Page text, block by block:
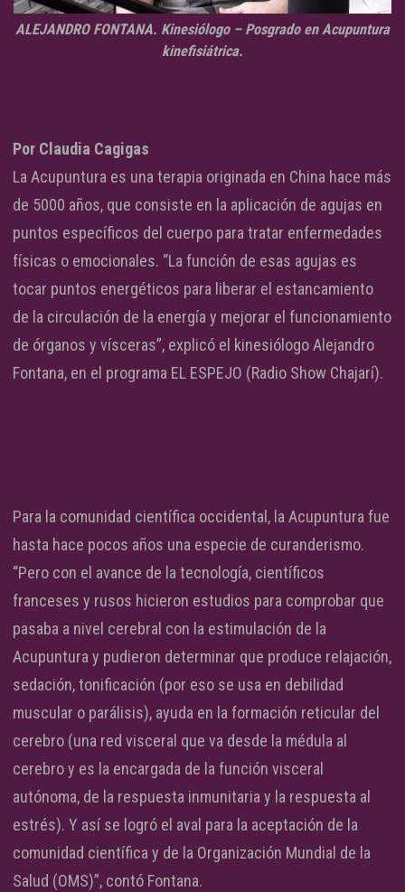
ALEJANDRO FONTANA. Kinesiólogo – Posgrado en Acupuntura
kinefisiátrica.
Por Claudia Cagigas
La Acupuntura es una terapia originada en China hace más
de 5000 años, que consiste en la aplicación de agujas en
puntos específicos del cuerpo para tratar enfermedades
físicas o emocionales. “La función de esas agujas es
tocar puntos energéticos para liberar el estancamiento
de la circulación de la energía y mejorar el funcionamiento
de órganos y vísceras”, explicó el kinesiólogo Alejandro
Fontana, en el programa EL ESPEJO (Radio Show Chajarí).
Para la comunidad científica occidental, la Acupuntura fue
hasta hace pocos años una especie de curanderismo.
“Pero con el avance de la tecnología, científicos
franceses y rusos hicieron estudios para comprobar que
pasaba a nivel cerebral con la estimulación de la
Acupuntura y pudieron determinar que produce relajación,
sedación, tonificación (por eso se usa en debilidad
muscular o parálisis), ayuda en la formación reticular del
cerebro (una red visceral que va desde la médula al
cerebro y es la encargada de la función visceral
autónoma, de la respuesta inmunitaria y la respuesta al
estrés). Y así se logró el aval para la aceptación de la
comunidad científica y de la Organización Mundial de la
Salud (OMS)”, contó Fontana.